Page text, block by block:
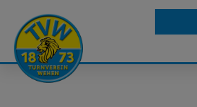
WPMP